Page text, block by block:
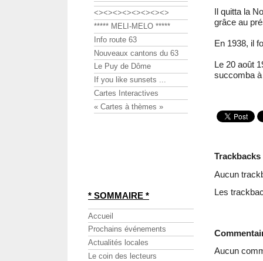
Il quitta la
grâce au
En 1938, il
Le 20 août
succomba
Trackbacks
Aucun
Les
Aucun
<><><><><><><><>
***** MELI-MELO *****
Info route 63
Nouveaux cantons du 63
Le Puy de Dôme
If you like sunsets ...
Cartes Interactives
« Cartes à thèmes »
* SOMMAIRE *
Accueil
Prochains événements
Actualités locales
Le coin des lecteurs